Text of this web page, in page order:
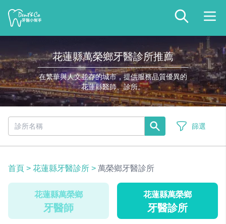
花蓮縣萬榮鄉牙醫診所推薦
在繁華與人文並存的城市，提供服務品質優異的
花蓮縣醫師、診所。
篩選
首頁 > 花蓮縣牙醫診所 > 萬榮鄉牙醫診所
花蓮縣萬榮鄉
牙醫師
花蓮縣萬榮鄉
牙醫診所